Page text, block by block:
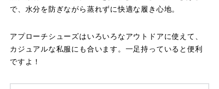
で、水分を防ぎながら蒸れずに快適な履き心地。
アプローチシューズはいろいろなアウトドアに使えて、
カジュアルな私服にも合います。一足持っていると便利
ですよ！